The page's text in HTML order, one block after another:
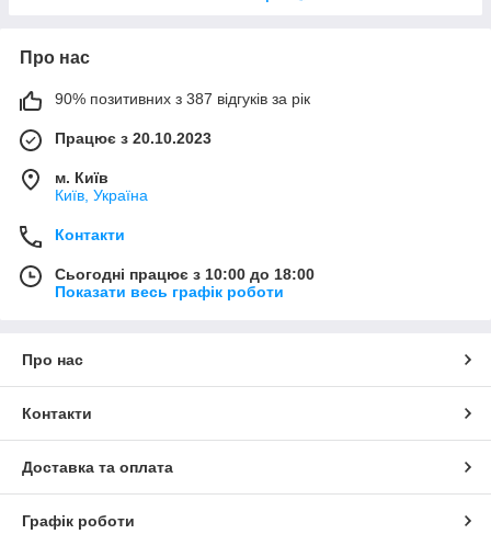
Про нас
90% позитивних з 387 відгуків за рік
Працює з 20.10.2023
м. Київ
Київ, Україна
Контакти
Сьогодні працює з 10:00 до 18:00
Показати весь графік роботи
Про нас
Контакти
Доставка та оплата
Графік роботи